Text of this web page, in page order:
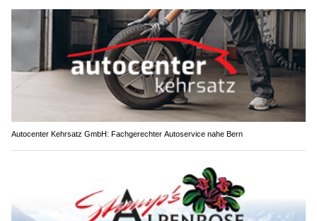
Autocenter Kehrsatz GmbH: Fachgerechter Autoservice nahe Bern